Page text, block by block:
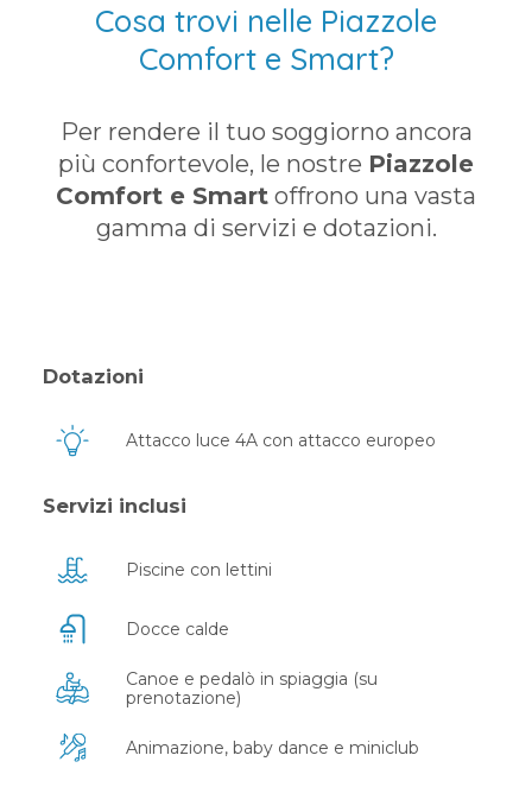
Cosa trovi nelle Piazzole
Comfort e Smart?
Per rendere il tuo soggiorno ancora
più confortevole, le nostre Piazzole
Comfort e Smart offrono una vasta
gamma di servizi e dotazioni.
Dotazioni
Attacco luce 4A con attacco europeo
Servizi inclusi
Piscine con lettini
Docce calde
Canoe e pedalò in spiaggia (su
prenotazione)
Animazione, baby dance e miniclub